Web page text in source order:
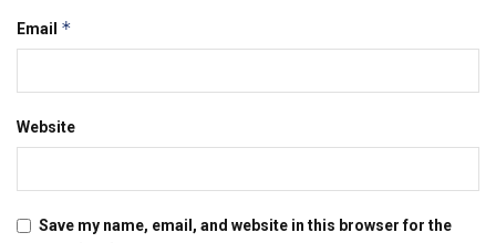
Email *
Website
Save my name, email, and website in this browser for the